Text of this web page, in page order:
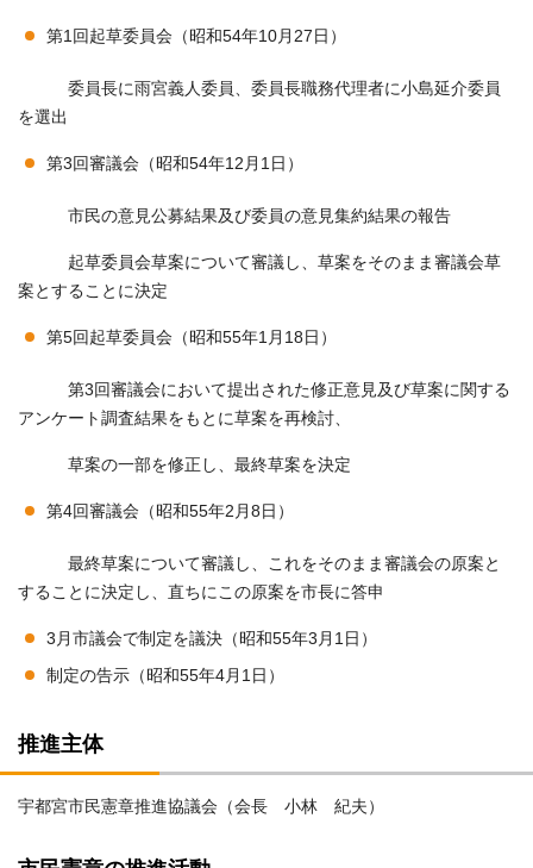
第1回起草委員会（昭和54年10月27日）
委員長に雨宮義人委員、委員長職務代理者に小島延介委員
を選出
第3回審議会（昭和54年12月1日）
市民の意見公募結果及び委員の意見集約結果の報告
起草委員会草案について審議し、草案をそのまま審議会草
案とすることに決定
第5回起草委員会（昭和55年1月18日）
第3回審議会において提出された修正意見及び草案に関する
アンケート調査結果をもとに草案を再検討、
草案の一部を修正し、最終草案を決定
第4回審議会（昭和55年2月8日）
最終草案について審議し、これをそのまま審議会の原案と
することに決定し、直ちにこの原案を市長に答申
3月市議会で制定を議決（昭和55年3月1日）
制定の告示（昭和55年4月1日）
推進主体
宇都宮市民憲章推進協議会（会長 小林 紀夫）